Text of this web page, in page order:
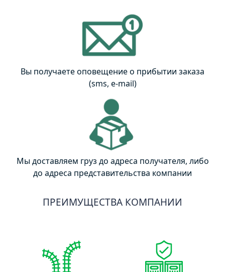
Вы получаете оповещение о прибытии заказа
(sms, e-mail)
Мы доставляем груз до адреса получателя, либо
до адреса представительства компании
ПРЕИМУЩЕСТВА КОМПАНИИ